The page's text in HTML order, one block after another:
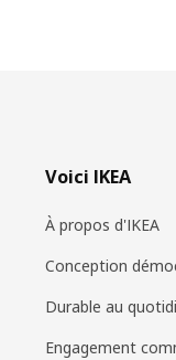
Voici IKEA
À propos d'IKEA
Conception
Durable au
Engagement